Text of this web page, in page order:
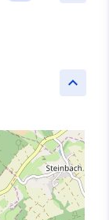
keyboard_arrow_up